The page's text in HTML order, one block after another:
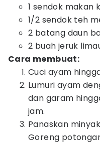
1 sendok makan
1/2 sendok teh
2 batang daun
2 buah jeruk
Cara membuat:
Cuci ayam
Lumuri ayam
dan garam
jam.
Panaskan
Goreng